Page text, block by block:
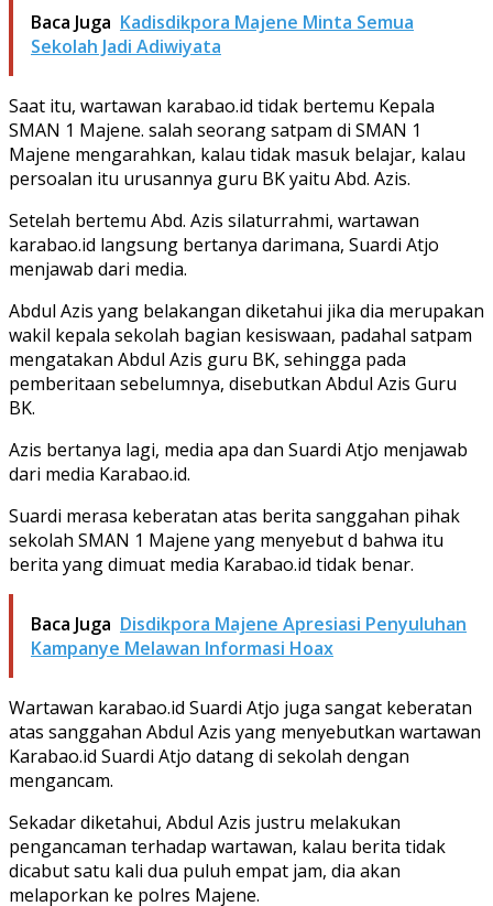
Baca Juga Kadisdikpora Majene Minta Semua
Sekolah Jadi Adiwiyata
Saat itu, wartawan karabao.id tidak bertemu Kepala
SMAN 1 Majene. salah seorang satpam di SMAN 1
Majene mengarahkan, kalau tidak masuk belajar, kalau
persoalan itu urusannya guru BK yaitu Abd. Azis.
Setelah bertemu Abd. Azis silaturrahmi, wartawan
karabao.id langsung bertanya darimana, Suardi Atjo
menjawab dari media.
Abdul Azis yang belakangan diketahui jika dia merupakan
wakil kepala sekolah bagian kesiswaan, padahal satpam
mengatakan Abdul Azis guru BK, sehingga pada
pemberitaan sebelumnya, disebutkan Abdul Azis Guru
BK.
Azis bertanya lagi, media apa dan Suardi Atjo menjawab
dari media Karabao.id.
Suardi merasa keberatan atas berita sanggahan pihak
sekolah SMAN 1 Majene yang menyebut d bahwa itu
berita yang dimuat media Karabao.id tidak benar.
Baca Juga Disdikpora Majene Apresiasi Penyuluhan
Kampanye Melawan Informasi Hoax
Wartawan karabao.id Suardi Atjo juga sangat keberatan
atas sanggahan Abdul Azis yang menyebutkan wartawan
Karabao.id Suardi Atjo datang di sekolah dengan
mengancam.
Sekadar diketahui, Abdul Azis justru melakukan
pengancaman terhadap wartawan, kalau berita tidak
dicabut satu kali dua puluh empat jam, dia akan
melaporkan ke polres Majene.